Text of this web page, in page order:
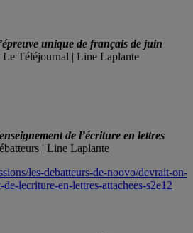
unique de français de juin
Téléjournal | Line Laplante
de l’écriture en lettres
| Line Laplante
les-debatteurs-de-noovo/devrait-on-
lecriture-en-lettres-attachees-s2e12